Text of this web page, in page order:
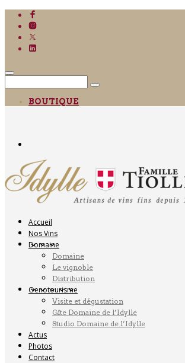
BOUTIQUE
Accueil
Nos Vins
Domaine
Domaine
Le vignoble
Distribution
Oenotourisme
Visite et dégustation
Gîte Domaine de l’Idylle
Studio Domaine de l’Idylle
Actus
Photos
Contact